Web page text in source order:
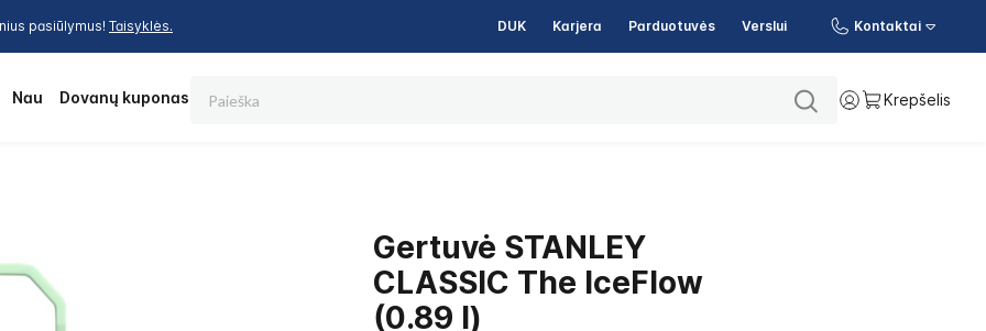
pasiūlymus! Taisyklės. DUK Karjera Parduotuvės Verslui Kontaktai
Nauja Dovanų kuponas Krepšelis
Gertuvė STANLEY
CLASSIC The IceFlow
(0.89 l)